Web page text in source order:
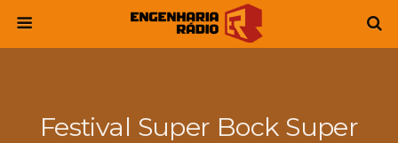
Festival Super Bock Super